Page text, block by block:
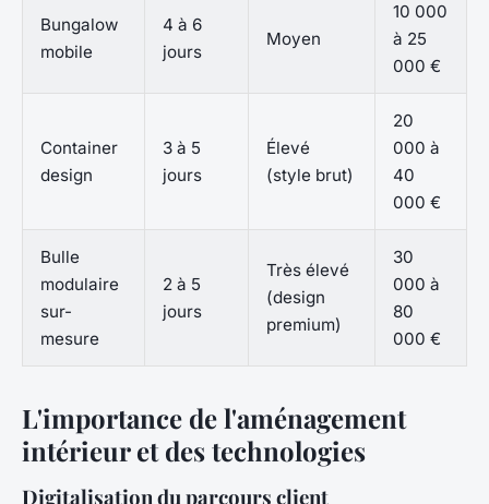
Bungalow
mobile
4 à 6
jours
Moyen
10 000
à 25
000 €
Container
design
3 à 5
jours
Élevé
(style brut)
20
000 à
40
000 €
Bulle
modulaire
sur-
mesure
2 à 5
jours
Très élevé
(design
premium)
30
000 à
80
000 €
L'importance de l'aménagement
intérieur et des technologies
Digitalisation du parcours client